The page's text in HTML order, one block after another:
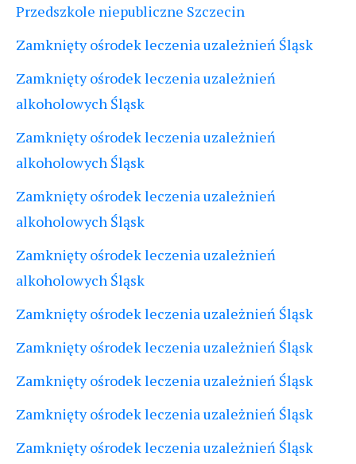
Przedszkole niepubliczne Szczecin
Zamknięty ośrodek leczenia uzależnień Śląsk
Zamknięty ośrodek leczenia uzależnień
alkoholowych Śląsk
Zamknięty ośrodek leczenia uzależnień
alkoholowych Śląsk
Zamknięty ośrodek leczenia uzależnień
alkoholowych Śląsk
Zamknięty ośrodek leczenia uzależnień
alkoholowych Śląsk
Zamknięty ośrodek leczenia uzależnień Śląsk
Zamknięty ośrodek leczenia uzależnień Śląsk
Zamknięty ośrodek leczenia uzależnień Śląsk
Zamknięty ośrodek leczenia uzależnień Śląsk
Zamknięty ośrodek leczenia uzależnień Śląsk